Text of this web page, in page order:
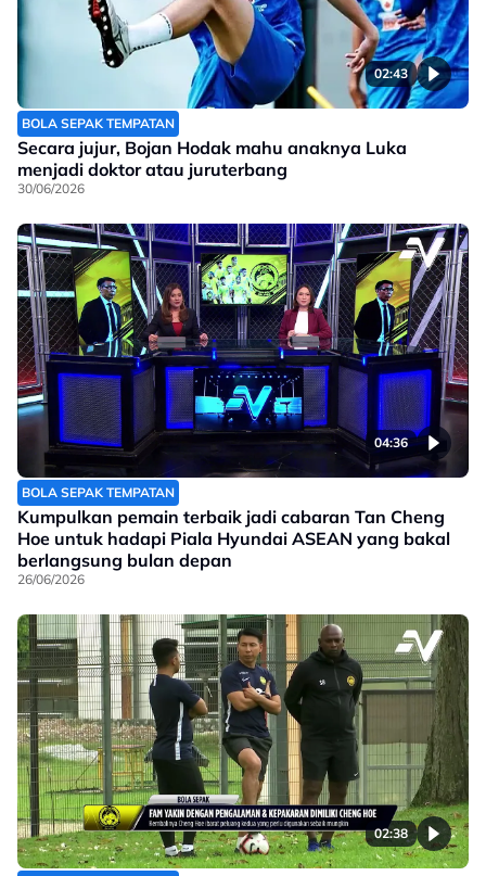
02:43
BOLA SEPAK TEMPATAN
Secara jujur, Bojan Hodak mahu anaknya Luka
menjadi doktor atau juruterbang
30/06/2026
04:36
BOLA SEPAK TEMPATAN
Kumpulkan pemain terbaik jadi cabaran Tan Cheng
Hoe untuk hadapi Piala Hyundai ASEAN yang bakal
berlangsung bulan depan
26/06/2026
02:38